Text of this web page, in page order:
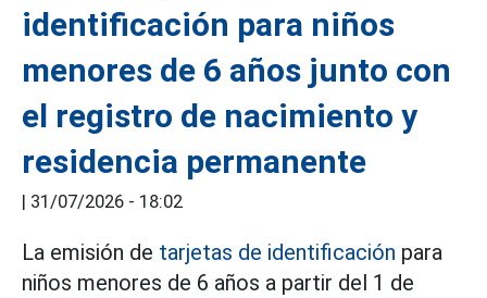
identificación para niños
menores de 6 años junto con
el registro de nacimiento y
residencia permanente
| 31/07/2026 - 18:02
La emisión de tarjetas de identificación para
niños menores de 6 años a partir del 1 de